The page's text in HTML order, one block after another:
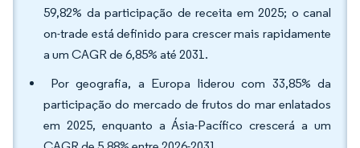
59,82% da participação de receita em 2025; o canal
on-trade está definido para crescer mais rapidamente
a um CAGR de 6,85% até 2031.
Por geografia, a Europa liderou com 33,85% da
participação do mercado de frutos do mar enlatados
em 2025, enquanto a Ásia-Pacífico crescerá a um